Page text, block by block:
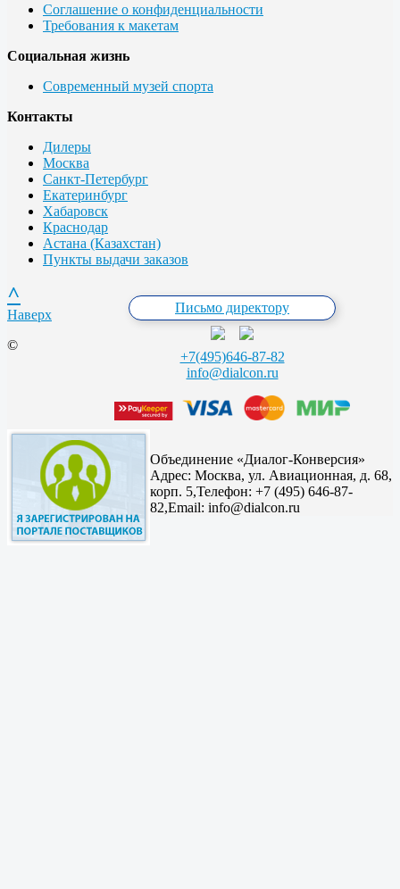
Соглашение о конфиденциальности
Требования к макетам
Социальная жизнь
Современный музей спорта
Контакты
Дилеры
Москва
Санкт-Петербург
Екатеринбург
Хабаровск
Краснодар
Астана (Казахстан)
Пункты выдачи заказов
Письмо директору
+7(495)646-87-82
info@dialcon.ru
^
Наверх
©
Объединение «Диалог-Конверсия»
Адрес: Москва, ул. Авиационная, д. 68,
корп. 5,Телефон: +7 (495) 646-87-
82,Email: info@dialcon.ru